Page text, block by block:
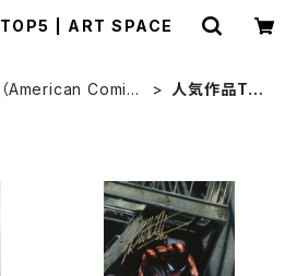
TOP5 | ART SPACE
（American Comics
人気作品TO